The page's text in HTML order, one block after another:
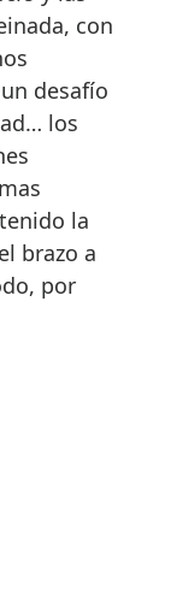
con
desafío
los
la
brazo a
por